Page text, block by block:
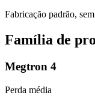
Fabricação padrão,
Família de
Megtron 4
Perda média